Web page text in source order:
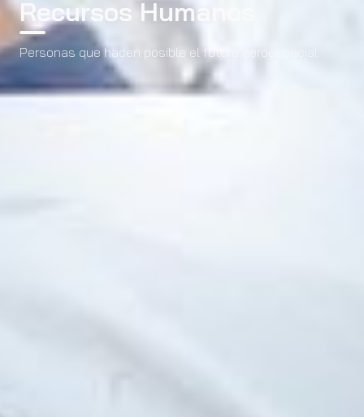
Recursos Humanos
Personas que hacen posible el futuro aeroespacial